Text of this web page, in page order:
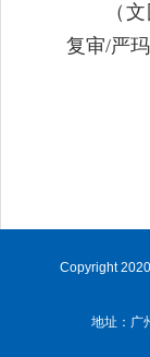
（文
复审/严
Copyright
地址：广